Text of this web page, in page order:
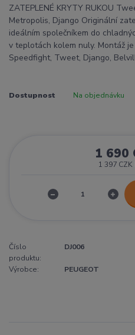
ZATEPLENÉ KRYTY RUKOU
Metropolis, Django Originální
ideálním společníkem do
v teplotách kolem nuly. Montáž
Speedfight, Tweet, Django,
Dostupnost Na objednávku
1 690
1 397 CZK
Číslo
produktu:
DJ006
Výrobce: PEUGEOT